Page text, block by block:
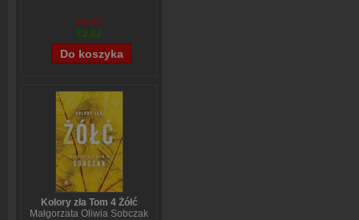
€3,47
€2,82
Kolory zła Tom 4 Żółć
Małgorzata Oliwia Sobczak